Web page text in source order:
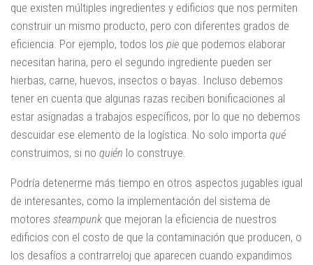
que existen múltiples ingredientes y edificios que nos permiten
construir un mismo producto, pero con diferentes grados de
eficiencia. Por ejemplo, todos los pie que podemos elaborar
necesitan harina, pero el segundo ingrediente pueden ser
hierbas, carne, huevos, insectos o bayas. Incluso debemos
tener en cuenta que algunas razas reciben bonificaciones al
estar asignadas a trabajos específicos, por lo que no debemos
descuidar ese elemento de la logística. No solo importa qué
construimos, si no quién lo construye.
Podría detenerme más tiempo en otros aspectos jugables igual
de interesantes, como la implementación del sistema de
motores steampunk que mejoran la eficiencia de nuestros
edificios con el costo de que la contaminación que producen, o
los desafíos a contrarreloj que aparecen cuando expandimos